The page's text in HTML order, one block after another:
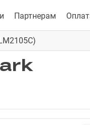
Партнерам